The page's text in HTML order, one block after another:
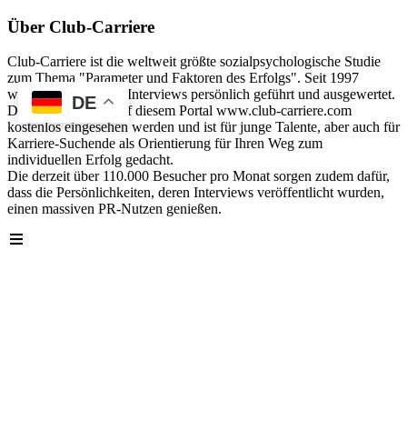
DE
Über Club-Carriere
Club-Carriere ist die weltweit größte sozialpsychologische Studie
zum Thema "Parameter und Faktoren des Erfolgs". Seit 1997
wurden über 40.000 Interviews persönlich geführt und ausgewertet.
Die Analyse kann auf diesem Portal www.club-carriere.com
kostenlos eingesehen werden und ist für junge Talente, aber auch für
Karriere-Suchende als Orientierung für Ihren Weg zum
individuellen Erfolg gedacht.
Die derzeit über 110.000 Besucher pro Monat sorgen zudem dafür,
dass die Persönlichkeiten, deren Interviews veröffentlicht wurden,
einen massiven PR-Nutzen genießen.